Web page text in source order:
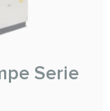
Serie